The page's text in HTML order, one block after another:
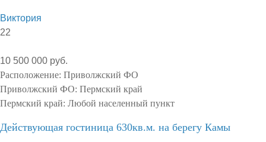
Виктория
22
10 500 000 руб.
Расположение: Приволжский ФО
Приволжский ФО: Пермский край
Пермский край: Любой населенный пункт
Действующая гостиница 630кв.м. на берегу Камы